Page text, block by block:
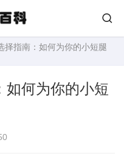
择指南：如何为你的小短腿
如何为你的小短